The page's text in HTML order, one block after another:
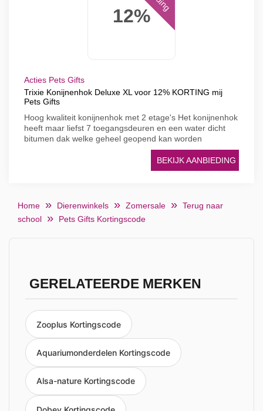
12%
Acties Pets Gifts
Trixie Konijnenhok Deluxe XL voor 12% KORTING mij
Pets Gifts
Hoog kwaliteit konijnenhok met 2 etage's Het konijnenhok
heeft maar liefst 7 toegangsdeuren en een water dicht
bitumen dak welke geheel geopend kan worden
BEKIJK AANBIEDING
Home Dierenwinkels Zomersale
Terug naar
school
Pets Gifts Kortingscode
GERELATEERDE MERKEN
Zooplus Kortingscode
Aquariumonderdelen Kortingscode
Alsa-nature Kortingscode